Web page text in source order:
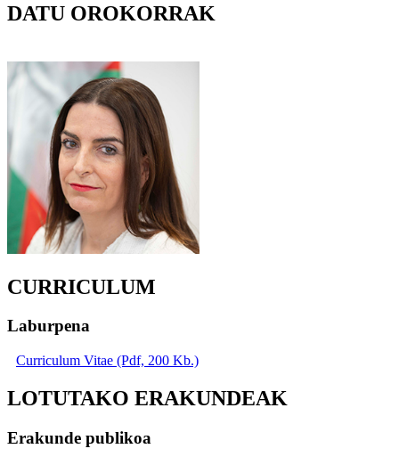
DATU OROKORRAK
CURRICULUM
Laburpena
Curriculum Vitae (Pdf, 200 Kb.)
LOTUTAKO ERAKUNDEAK
Erakunde publikoa